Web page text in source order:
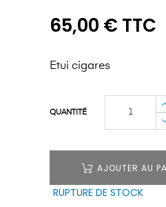
65,00 € TTC
Etui cigares
QUANTITÉ
AJOUTER AU
RUPTURE DE STOCK